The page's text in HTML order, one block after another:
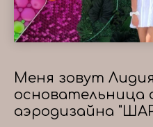
Меня зовут
основательница
аэродизайна